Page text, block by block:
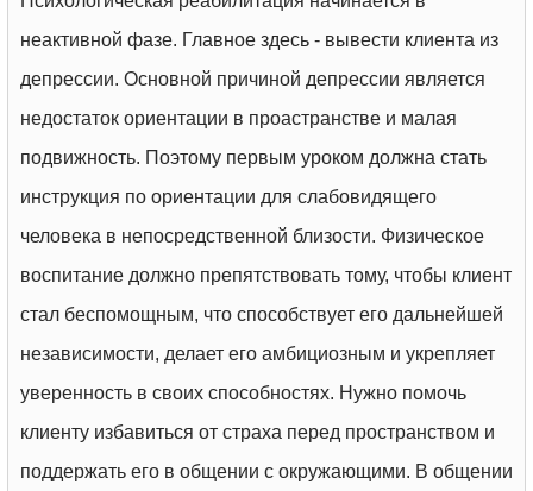
неактивной фазе. Главное здесь - вывести клиента из
депрессии. Основной причиной депрессии является
недостаток ориентации в проастранстве и малая
подвижность. Поэтому первым уроком должна стать
инструкция по ориентации для слабовидящего
человека в непосредственной близости. Физическое
воспитание должно препятствовать тому, чтобы клиент
стал беспомощным, что способствует его дальнейшей
независимости, делает его амбициозным и укрепляет
уверенность в своих способностях. Нужно помочь
клиенту избавиться от страха перед пространством и
поддержать его в общении с окружающими. В общении